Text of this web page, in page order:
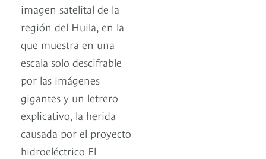
imagen satelital de la
región del Huila, en la
que muestra en una
escala solo descifrable
por las imágenes
gigantes y un letrero
explicativo, la herida
causada por el proyecto
hidroeléctrico El